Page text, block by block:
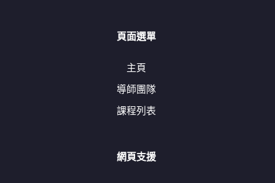
頁面選單
主頁
導師團隊
課程列表
網頁支援